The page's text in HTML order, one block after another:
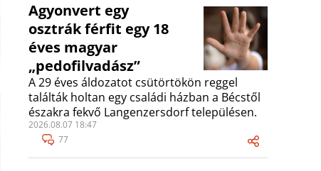
Agyonvert egy
osztrák férfit egy 18
éves magyar
„pedofilvadász”
A 29 éves áldozatot csütörtökön reggel
találták holtan egy családi házban a Bécstől
északra fekvő Langenzersdorf településen.
2026.08.07 18:47
77